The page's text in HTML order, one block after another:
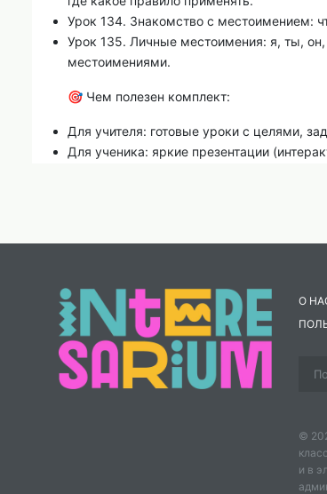
Урок 134. Знакомство с местоимением:
Урок 135. Личные местоимения: я, ты,
местоимениями.
🎯 Чем полезен комплект:
Для учителя: готовые уроки с целями,
Для ученика: яркие презентации
местоимениями!
О
©
и в